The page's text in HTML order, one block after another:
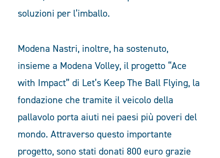
soluzioni per l’imballo.
Modena Nastri, inoltre, ha sostenuto,
insieme a Modena Volley, il progetto “Ace
with Impact” di Let’s Keep The Ball Flying, la
fondazione che tramite il veicolo della
pallavolo porta aiuti nei paesi più poveri del
mondo. Attraverso questo importante
progetto, sono stati donati 800 euro grazie